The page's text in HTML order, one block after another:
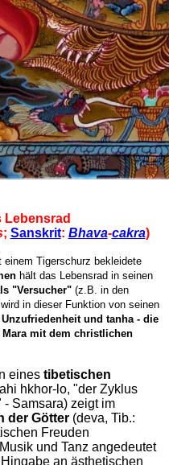
Lebensrad
; Sanskrit: Bhava-cakra)
Tigerschurz bekleidete
hält das Lebensrad in seinen
"Versucher" (z.B. in den
in dieser Funktion von seinen
und tanha - die
Mara mit dem christlichen
eines tibetischen
hkhor-lo, "der Zyklus
Samsara) zeigt im
der Götter (deva, Tib.:
Freuden
und Tanz angedeutet
an ästhetischen